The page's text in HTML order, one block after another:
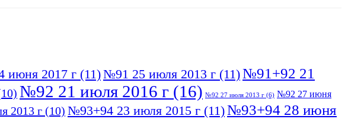
июня 2017 г (11)№91 25 июля 2013 г (11)№91+92 21
№92 21 июля 2016 г (16) №92 27 июля 2013 г (6) №92 27 июня
2013 г (10) №93+94 23 июля 2015 г (11)№93+94 28 июня